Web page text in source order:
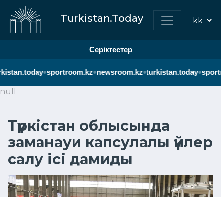
Turkistan.Today
Серіктестер
•sportroom.kz•newsroom.kz•turkistan.today•
null
Түркістан облысында
заманауи капсулалы үйлер
салу ісі дамиды